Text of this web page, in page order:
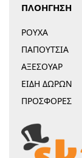
ΠΛΟΗΓΗΣΗ
ΡΟΥΧΑ
ΠΑΠΟΥΤΣΙΑ
ΑΞΕΣΟΥΑΡ
ΕΙΔΗ ΔΩΡΩΝ
ΠΡΟΣΦΟΡΕΣ